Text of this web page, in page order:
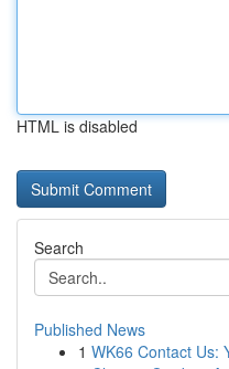
HTML is disabled
Search
Published News
1 WK66 Contact Us: